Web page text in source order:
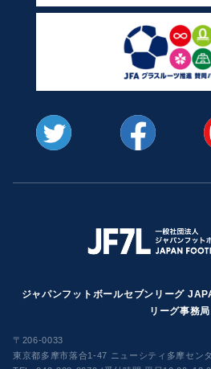
ジャパンフットボールセブンリーグ
リーグ事務局
〒206-0033
東京都多摩市落合1-47 ニューシティ多摩セン